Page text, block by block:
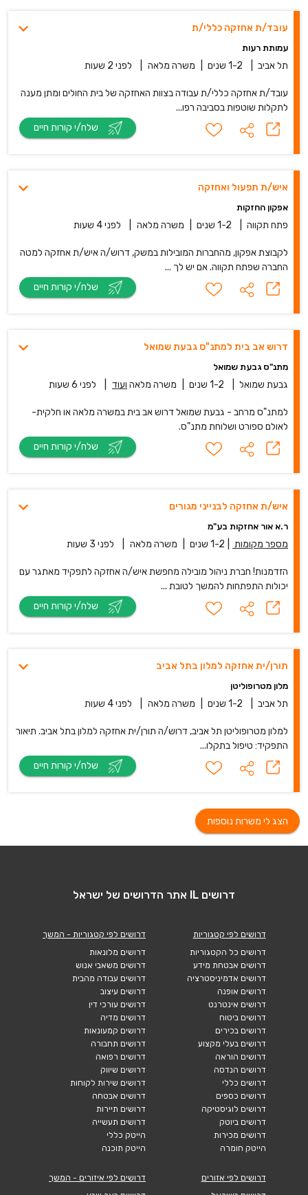
עובד/ת אחזקה כללי/ת
עמותת רעות
תל אביב 1-2 שנים משרה מלאה לפני 2 שעות
עובד/ת אחזקה כללי/ת עבודה בצוות האחזקה של בית החולים ומתן מענה
לתקלות שוטפות בסביבה רפו...
איש/ת תפעול ואחזקה
אפקון החזקות
פתח תקווה 1-2 שנים משרה מלאה לפני 4 שעות
לקבוצת אפקון, מהחברות המובילות במשק, דרוש/ה איש/ת אחזקה למטה
החברה שפתח תקווה. אם יש לך ...
דרוש אב בית למתנ"ס גבעת שמואל
מתנ"ס גבעת שמואל
גבעת שמואל 1-2 שנים משרה מלאה ועוד לפני 6 שעות
למתנ"ס מרחב - גבעת שמואל דרוש אב בית במשרה מלאה או חלקית-
לאולם ספורט ושלוחת מתנ"ס.
איש/ת אחזקה לבנייני מגורים
ר.א אור אחזקות בע"מ
מספר מקומות 1-2 שנים משרה מלאה לפני 3 שעות
הזדמנות! חברת ניהול מובילה מחפשת איש/ה אחזקה לתפקיד מאתגר עם
יכולות התפתחות להמשך לטובת ...
תורן/ית אחזקה למלון בתל אביב
מלון מטרופוליטן
תל אביב 1-2 שנים משרה מלאה לפני 4 שעות
למלון מטרופוליטן תל אביב, דרוש/ה תורן/ית אחזקה למלון בתל אביב. תיאור
התפקיד: טיפול בתקלו...
הצג לי משרות נוספות
דרושים IL אתר הדרושים של ישראל
דרושים לפי קטגוריות
דרושים כל הקטגוריות
דרושים אבטחת מידע
דרושים אדמיניסטרציה
דרושים אופנה
דרושים אינטרנט
דרושים ביטוח
דרושים בכירים
דרושים בעלי מקצוע
דרושים הוראה
דרושים הנדסה
דרושים כללי
דרושים כספים
דרושים לוגיסטיקה
דרושים ביוטק
דרושים מכירות
הייטק חומרה
דרושים לפי קטגוריות - המשך
דרושים מלונאות
דרושים משאבי אנוש
דרושים עבודה מהבית
דרושים עיצוב
דרושים עורכי דין
דרושים מדיה
דרושים קמעונאות
דרושים תחבורה
דרושים רפואה
דרושים שיווק
דרושים שירות לקוחות
דרושים אבטחה
דרושים תיירות
דרושים תעשייה
הייטק כללי
הייטק תוכנה
דרושים לפי אזורים
דרושים לפי איזורים - המשך